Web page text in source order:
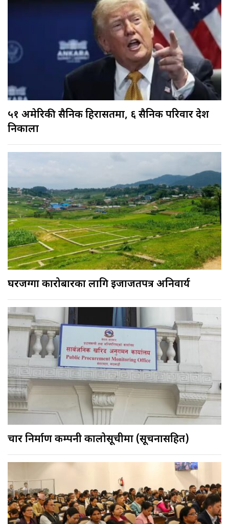
५१ अमेरिकी सैनिक हिरासतमा, ६ सैनिक परिवार देश
निकाला
घरजग्गा कारोबारका लागि इजाजतपत्र अनिवार्य
चार निर्माण कम्पनी कालोसूचीमा (सूचनासहित)